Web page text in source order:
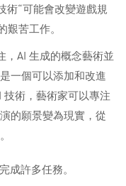
術“可能會改變遊戲規
苦工作。
，AI 生成的概念藝術並
一個可以添加和改進
術，藝術家可以專注
的願景變為現實，從
成許多任務。